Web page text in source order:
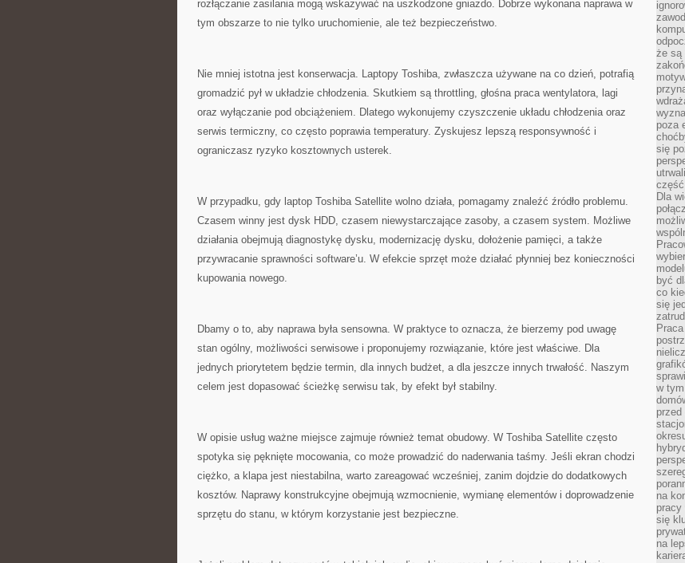
rozłączanie zasilania mogą wskazywać na uszkodzone gniazdo. Dobrze wykonana naprawa w
tym obszarze to nie tylko uruchomienie, ale też bezpieczeństwo.
Nie mniej istotna jest konserwacja. Laptopy Toshiba, zwłaszcza używane na co dzień, potrafią
gromadzić pył w układzie chłodzenia. Skutkiem są throttling, głośna praca wentylatora, lagi
oraz wyłączanie pod obciążeniem. Dlatego wykonujemy czyszczenie układu chłodzenia oraz
serwis termiczny, co często poprawia temperatury. Zyskujesz lepszą responsywność i
ograniczasz ryzyko kosztownych usterek.
W przypadku, gdy laptop Toshiba Satellite wolno działa, pomagamy znaleźć źródło problemu.
Czasem winny jest dysk HDD, czasem niewystarczające zasoby, a czasem system. Możliwe
działania obejmują diagnostykę dysku, modernizację dysku, dołożenie pamięci, a także
przywracanie sprawności software’u. W efekcie sprzęt może działać płynniej bez konieczności
kupowania nowego.
Dbamy o to, aby naprawa była sensowna. W praktyce to oznacza, że bierzemy pod uwagę
stan ogólny, możliwości serwisowe i proponujemy rozwiązanie, które jest właściwe. Dla
jednych priorytetem będzie termin, dla innych budżet, a dla jeszcze innych trwałość. Naszym
celem jest dopasować ścieżkę serwisu tak, by efekt był stabilny.
W opisie usług ważne miejsce zajmuje również temat obudowy. W Toshiba Satellite często
spotyka się pęknięte mocowania, co może prowadzić do naderwania taśmy. Jeśli ekran chodzi
ciężko, a klapa jest niestabilna, warto zareagować wcześniej, zanim dojdzie do dodatkowych
kosztów. Naprawy konstrukcyjne obejmują wzmocnienie, wymianę elementów i doprowadzenie
sprzętu do stanu, w którym korzystanie jest bezpieczne.
że są
poza
się
Dla
być
co
się
w
na
pracy
się
na